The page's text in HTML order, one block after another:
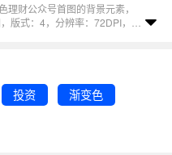
财公众号首图的背景元素，
投资 渐变色